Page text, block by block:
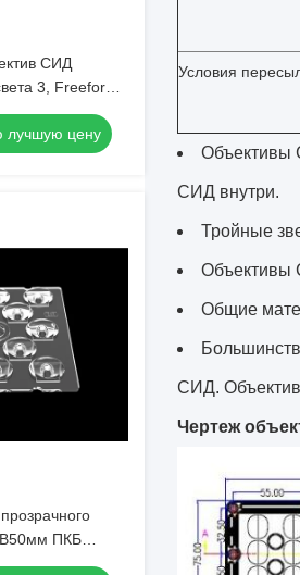
СИД
3, Freeform
света для
лучшую цену
ПКБ
Кри
Условия
Объективы
СИД внутри.
Тройные
Объективы
Общие
СИД.
Чертеж